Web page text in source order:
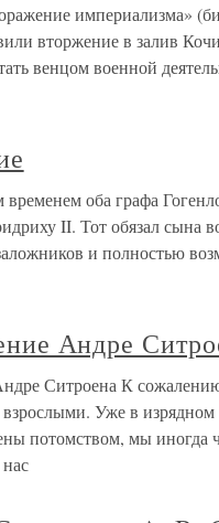
империализма»
вторжение в залив
венцом военной
оба графа
II. Тот обязал сына
и полностью
Андре
Ситроена К
взрослыми. Уже в
потомством, мы иногда